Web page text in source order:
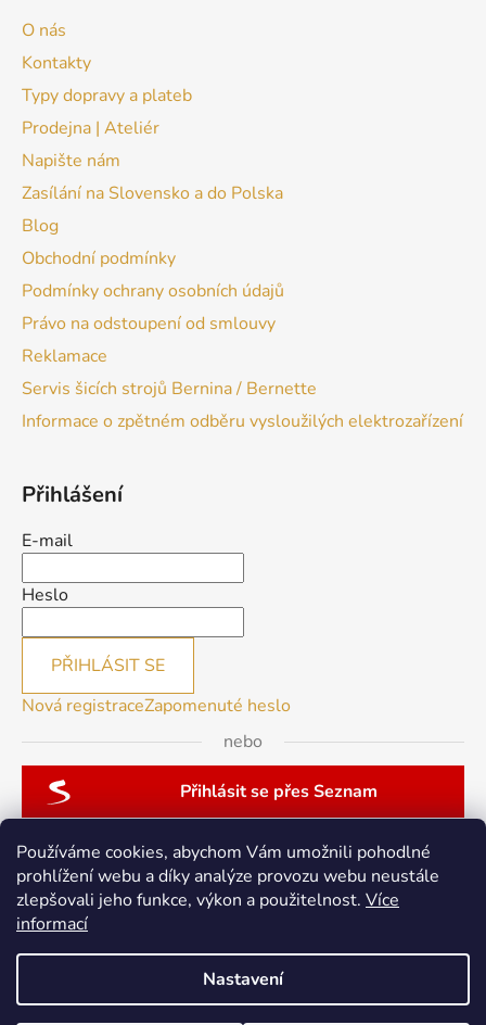
Používáme cookies, abychom Vám umožnili pohodlné
prohlížení webu a díky analýze provozu webu neustále
zlepšovali jeho funkce, výkon a použitelnost. Více
informací
Nastavení
O nás
Kontakty
Typy dopravy a plateb
Prodejna | Ateliér
Napište nám
Zasílání na Slovensko a do Polska
Blog
Obchodní podmínky
Podmínky ochrany osobních údajů
Právo na odstoupení od smlouvy
Reklamace
Servis šicích strojů Bernina / Bernette
Informace o zpětném odběru vysloužilých elektrozařízení
Přihlášení
E-mail
Heslo
PŘIHLÁSIT SE
Nová registraceZapomenuté heslo
nebo
Přihlásit se přes Seznam
patchwork-aja.cz